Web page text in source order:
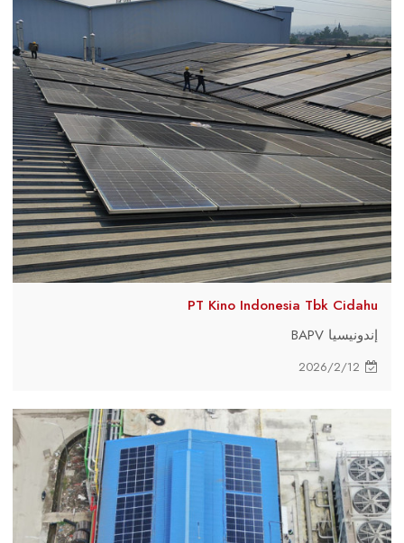
PT Kino Indonesia Tbk Cidahu
إندونيسيا BAPV
2026/2/12